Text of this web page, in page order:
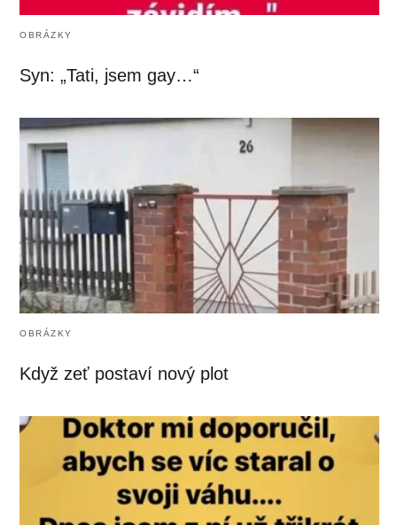
OBRÁZKY
Syn: „Tati, jsem gay…“
OBRÁZKY
Když zeť postaví nový plot